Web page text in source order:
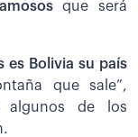
que será
es Bolivia su país
que sale”,
algunos de los